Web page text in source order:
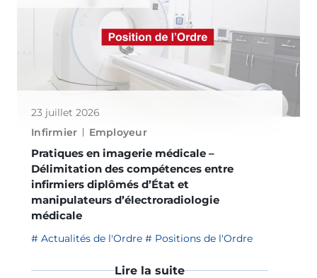
23 juillet 2026
Infirmier
Employeur
Pratiques en imagerie médicale –
Délimitation des compétences entre
infirmiers diplômés d’État et
manipulateurs d’électroradiologie
médicale
Actualités de l'Ordre Positions de l'Ordre
Lire la suite